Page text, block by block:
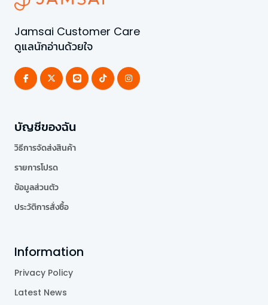
Jamsai Customer Care
ดูแลนักอ่านด้วยใจ
บัญชีของฉัน
วิธีการจัดส่งสินค้า
รายการโปรด
ข้อมูลส่วนตัว
ประวัติการสั่งซื้อ
Information
Privacy Policy
Latest News